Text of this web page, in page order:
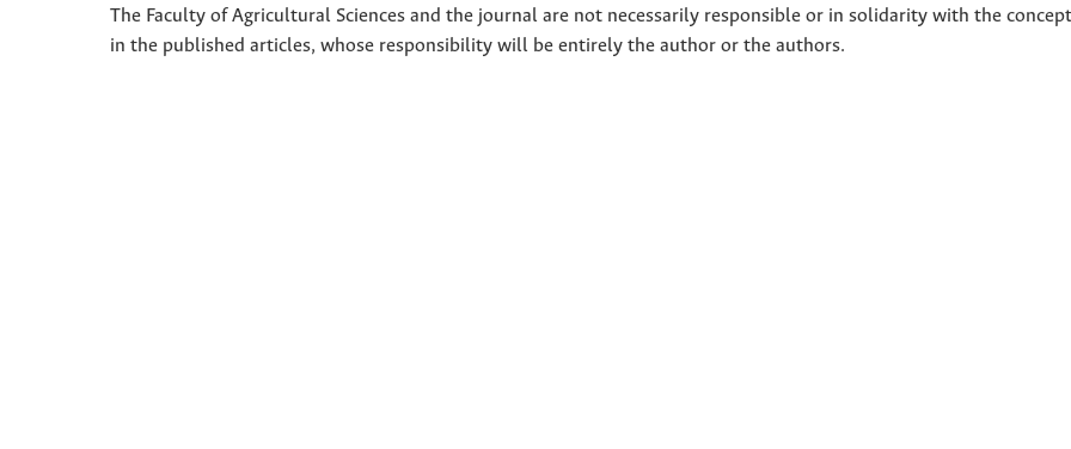
The Faculty of Agricultural Sciences and the journal are not necessarily responsible or in solidarity with the
in the published articles, whose responsibility will be entirely the author or the authors.